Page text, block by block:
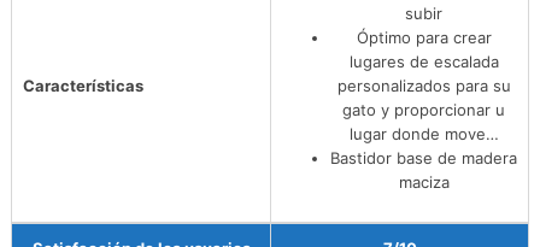
Características
subir
Óptimo para crear
lugares de escalada
personalizados para su
gato y proporcionar u
lugar donde move…
Bastidor base de madera
maciza